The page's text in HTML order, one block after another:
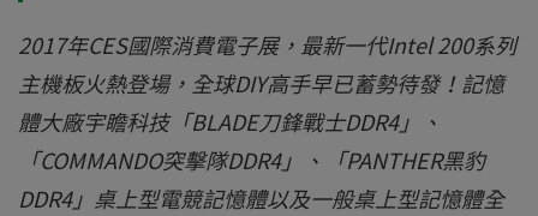
2017年CES國際消費電子展，最新一代Intel 200系列
主機板火熱登場，全球DIY高手早已蓄勢待發！記憶
體大廠宇瞻科技「BLADE刀鋒戰士DDR4」、
「COMMANDO突擊隊DDR4」、「PANTHER黑豹
DDR4」桌上型電競記憶體以及一般桌上型記憶體全